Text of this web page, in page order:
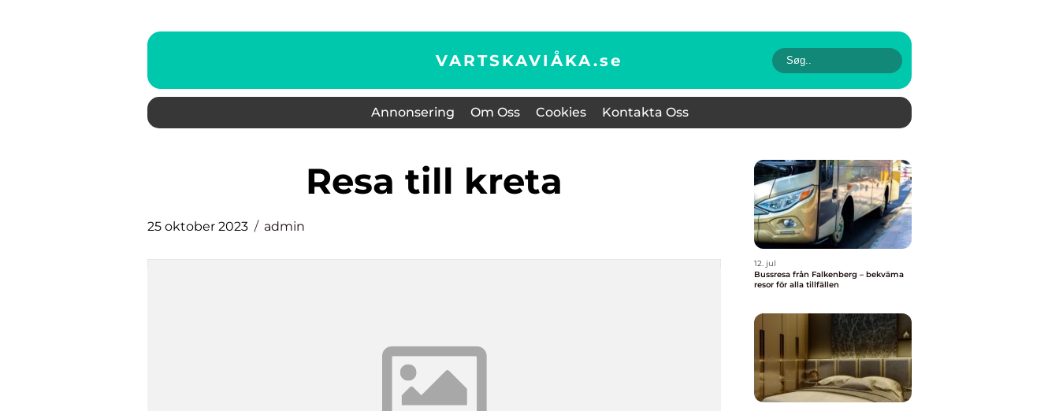
VARTSKAVIÅKA.se
Annonsering Om Oss Cookies Kontakta Oss
resa till kreta
25 oktober 2023 admin
12. jul
Bussresa från Falkenberg – bekväma
resor för alla tillfällen